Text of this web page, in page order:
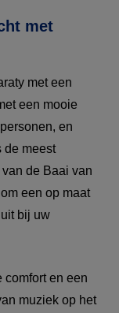
met
met een
een mooie
en
de meest
de Baai van
een op maat
bij uw
comfort en een
muziek op het